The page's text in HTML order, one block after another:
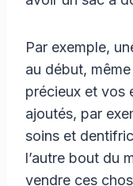
Par exemple,
au début,
précieux et vos
ajoutés, par
soins et
l’autre bout du
vendre ces